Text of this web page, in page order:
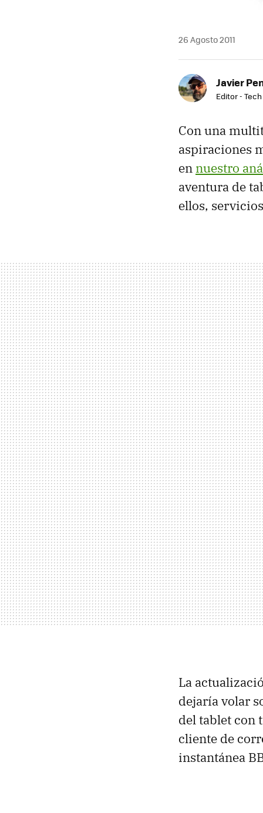
26 Agosto 2011
Javier
Editor - Tech
Con una
aspiraciones
en nuestro
aventura de
ellos,
La
dejaría volar
del tablet con
cliente de
instantánea